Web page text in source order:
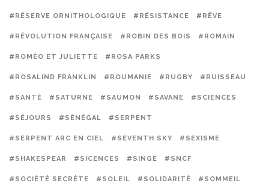
#RÉSERVE ORNITHOLOGIQUE #RÉSISTANCE #RÊVE
#RÉVOLUTION FRANÇAISE #ROBIN DES BOIS #ROMAIN
#ROMÉO ET JULIETTE #ROSA PARKS
#ROSALIND FRANKLIN #ROUMANIE #RUGBY #RUISSEAU
#SANTÉ #SATURNE #SAUMON #SAVANE #SCIENCES
#SÉJOURS #SÉNÉGAL #SERPENT
#SERPENT ARC EN CIEL #SEVENTH SKY #SEXISME
#SHAKESPEAR #SICENCES #SINGE #SNCF
#SOCIÉTÉ SECRÈTE #SOLEIL #SOLIDARITÉ #SOMMEIL